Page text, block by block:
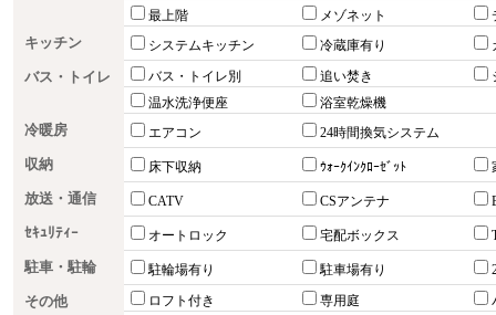
最上階
メゾネット
キッチン システムキッチン 冷蔵庫有り
バス・トイレ バス・トイレ別 追い焚き
温水洗浄便座
浴室乾燥機
冷暖房 エアコン 24時間換気システム
収納 床下収納 ｳｫｰｸｲﾝｸﾛｰｾﾞｯﾄ
放送・通信 CATV CSアンテナ
ｾｷｭﾘﾃｨｰ オートロック 宅配ボックス
駐車・駐輪 駐輪場有り 駐車場有り
その他 ロフト付き 専用庭